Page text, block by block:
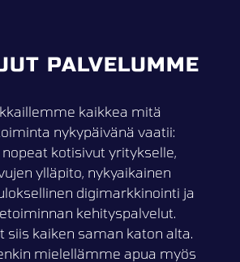
PALVELUMME
kaikkea mitä
nykypäivänä vaatii:
kotisivut yritykselle,
ylläpito, nykyaikainen
digimarkkinointi ja
kehityspalvelut.
siis kaiken saman katon alta.
mielellämme apua myös